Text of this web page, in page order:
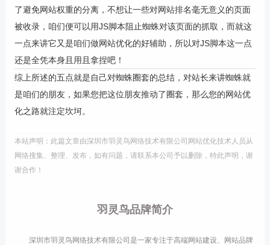
了避免网站权重的分离，不想让一些对网站排名毫无意义的页面
被收录，咱们便可以用JS脚本阻止蜘蛛对该页面的抓取，而就这
一点来讲它又是咱们做网站优化的好辅助，所以对JS脚本这一点
还是全凭本身且用且拿捏吧！
综上所述的五点就是自己对蜘蛛圈套的总结，对站长来讲蜘蛛就
是咱们的朋友，如果您把这位朋友推动了圈套，那么您的网站优
化之路就注定坎坷。
本站声明：此篇文章由深圳市羽灵鸟网络技术有限公司网站优化技术人员从
网络搜集、整理、发布，如有问题，请联系本公司予以删除，特此声明，谢
谢合作！
羽灵鸟品牌简介
深圳市羽灵鸟网络技术有限公司是一家专注于高端网站建设、网站品牌